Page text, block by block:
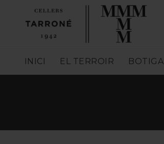
INICI EL TERROIR BOTIGA